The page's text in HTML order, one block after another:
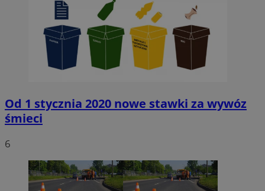
Od 1 stycznia 2020 nowe stawki za wywóz
śmieci
6